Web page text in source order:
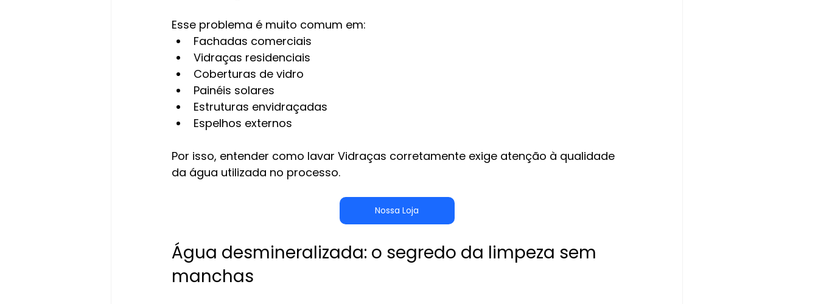
Esse problema é muito comum em:
Fachadas comerciais
Vidraças residenciais
Coberturas de vidro
Painéis solares
Estruturas envidraçadas
Espelhos externos
Por isso, entender como lavar Vidraças corretamente exige atenção à qualidade
da água utilizada no processo.
Nossa Loja
Água desmineralizada: o segredo da limpeza sem
manchas